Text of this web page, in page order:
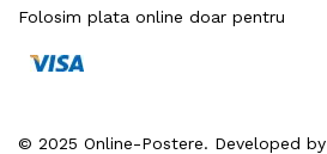
© 2025 Online-Postere. Developed by
Folosim plata online doar pentru